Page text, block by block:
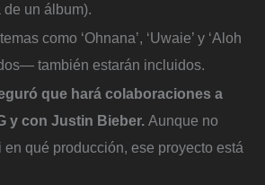
un álbum).
como ‘Ohnana’, ‘Uwaie’ y ‘Aloh
también estarán incluidos.
que hará colaboraciones a
y con Justin Bieber. Aunque no
qué producción, ese proyecto está